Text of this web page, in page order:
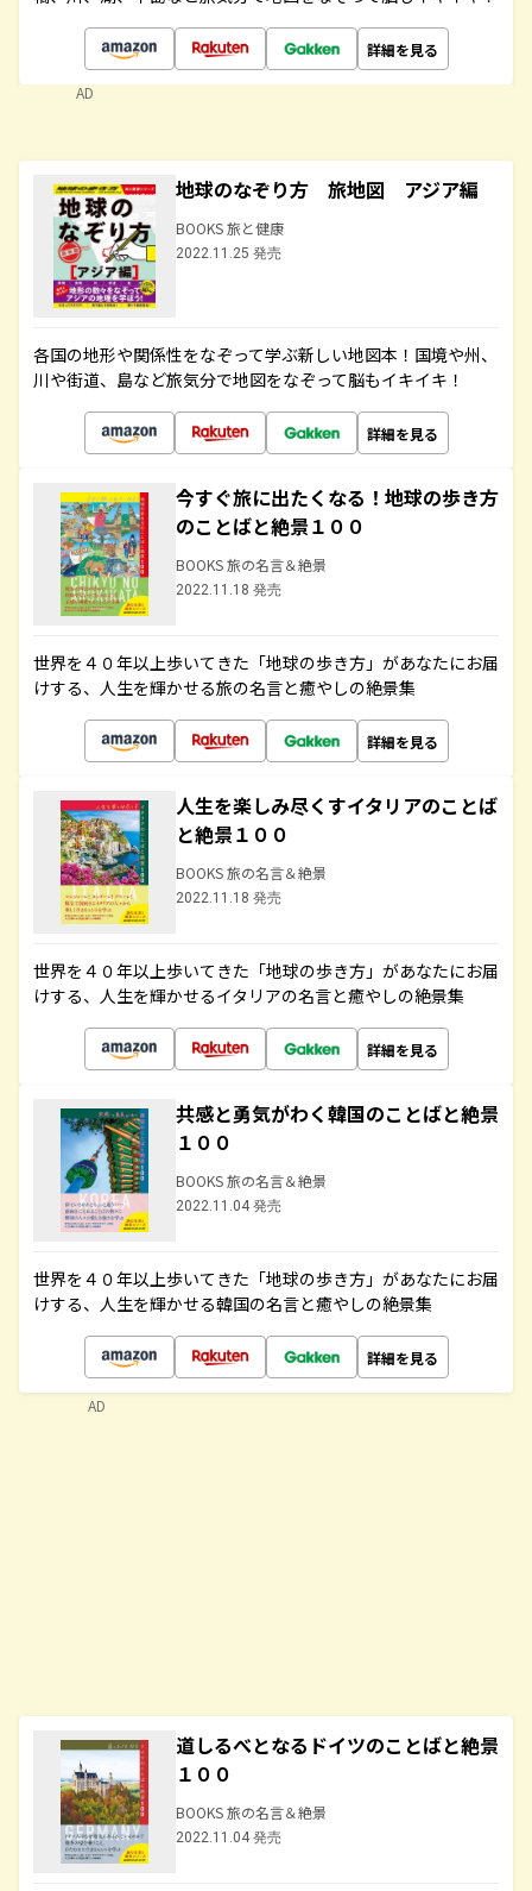
詳細を見る
AD
地球のなぞり方 旅地図 アジア編
BOOKS 旅と健康
2022.11.25 発売
各国の地形や関係性をなぞって学ぶ新しい地図本！国境や州、
川や街道、島など旅気分で地図をなぞって脳もイキイキ！
詳細を見る
今すぐ旅に出たくなる！地球の歩き方
のことばと絶景１００
BOOKS 旅の名言＆絶景
2022.11.18 発売
世界を４０年以上歩いてきた「地球の歩き方」があなたにお届
けする、人生を輝かせる旅の名言と癒やしの絶景集
詳細を見る
人生を楽しみ尽くすイタリアのことば
と絶景１００
BOOKS 旅の名言＆絶景
2022.11.18 発売
世界を４０年以上歩いてきた「地球の歩き方」があなたにお届
けする、人生を輝かせるイタリアの名言と癒やしの絶景集
詳細を見る
共感と勇気がわく韓国のことばと絶景
１００
BOOKS 旅の名言＆絶景
2022.11.04 発売
世界を４０年以上歩いてきた「地球の歩き方」があなたにお届
けする、人生を輝かせる韓国の名言と癒やしの絶景集
詳細を見る
道しるべとなるドイツのことばと絶景
１００
BOOKS 旅の名言＆絶景
2022.11.04 発売
AD